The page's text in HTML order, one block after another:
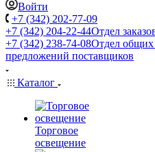
Войти
+7 (342) 202-77-09
+7 (342) 204-22-44Отдел
+7 (342) 238-74-08Отдел общих
предложений поставщиков
Каталог
Торговое
освещение